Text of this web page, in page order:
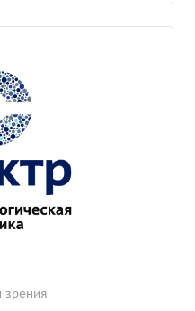
зрения